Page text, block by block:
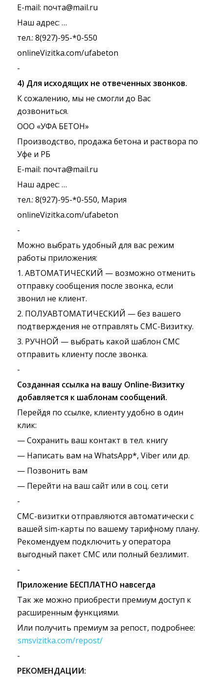
E-mail: почта@mail.ru
Наш адрес: …
тел.: 8(927)-95-*0-550
onlineVizitka.com/ufabeton
-
4) Для исходящих не отвеченных звонков.
К сожалению, мы не смогли до Вас
дозвониться.
ООО «УФА БЕТОН»
Производство, продажа бетона и раствора по
Уфе и РБ
E-mail: почта@mail.ru
Наш адрес: …
тел.: 8(927)-95-*0-550, Мария
onlineVizitka.com/ufabeton
-
Можно выбрать удобный для вас режим
работы приложения:
1. АВТОМАТИЧЕСКИЙ — возможно отменить
отправку сообщения после звонка, если
звонил не клиент.
2. ПОЛУАВТОМАТИЧЕСКИЙ — без вашего
подтверждения не отправлять СМС-Визитку.
3. РУЧНОЙ — выбрать какой шаблон СМС
отправить клиенту после звонка.
-
Созданная ссылка на вашу Online-Визитку
добавляется к шаблонам сообщений.
Перейдя по ссылке, клиенту удобно в один
клик:
— Сохранить ваш контакт в тел. книгу
— Написать вам на WhatsApp*, Viber или др.
— Позвонить вам
— Перейти на ваш сайт или в соц. сети
-
СМС-визитки отправляются автоматически с
вашей sim-карты по вашему тарифному плану.
Рекомендуем подключить у оператора
выгодный пакет СМС или полный безлимит.
-
Приложение БЕСПЛАТНО навсегда
Так же можно приобрести премиум доступ к
расширенным функциями.
Или получить премиум за репост, подробнее:
smsvizitka.com/repost/
-
РЕКОМЕНДАЦИИ: